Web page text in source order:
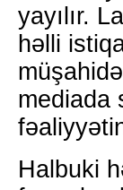
yayılır.
həlli
mediada
Halbuki